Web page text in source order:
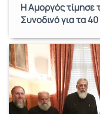
Η Αμοργός
Συνοδινό για τα